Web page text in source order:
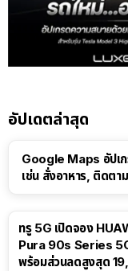
อัปเดตล่าสุด
Google Maps อัปเ
เช่น สั่งอาหาร, ติดตา
ทรู 5G เปิดจอง
Pura 90s Series
พร้อมส่วนลดสูงสุด